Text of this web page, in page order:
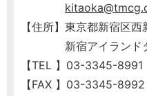
【住所】東京都新宿区
新宿アイランドタ
【TEL 】03-3345-8991
【FAX 】03-3345-8992